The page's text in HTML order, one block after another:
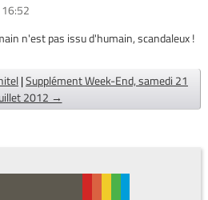
n'est pas issu d'humain, scandaleux !
|Supplément Week-End, samedi 21
2012 →